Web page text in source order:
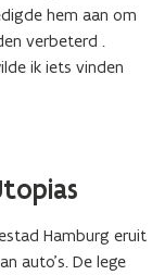
hem aan om
verbeterd .
ik iets vinden
Hamburg eruit
auto’s. De lege